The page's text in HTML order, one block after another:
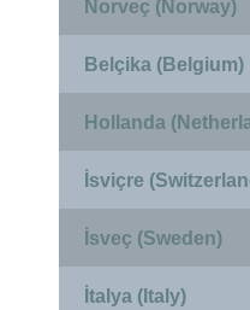
Norveç (Norway)
Belçika (Belgium)
Hollanda
İsviçre
İsveç (Sweden)
İtalya (Italy)